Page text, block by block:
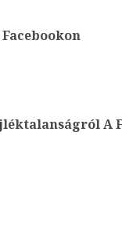
A